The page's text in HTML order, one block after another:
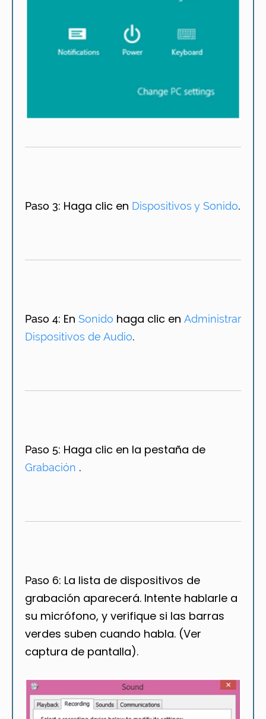
Paso 3: Haga clic en Dispositivos y Sonido.
Paso 4: En Sonido haga clic en Administrar
Dispositivos de Audio.
Paso 5: Haga clic en la pestaña de
Grabación .
Paso 6: La lista de dispositivos de
grabación aparecerá. Intente hablarle a
su micrófono, y verifique si las barras
verdes suben cuando habla. (Ver
captura de pantalla).